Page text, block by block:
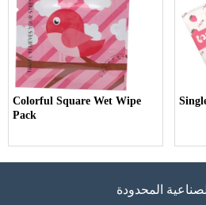
Colorful Square Wet Wipe
Pack
المحدودة